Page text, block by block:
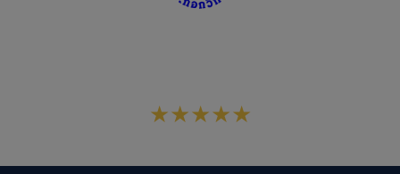
★★★★★